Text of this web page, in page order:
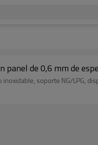
panel de 0,6 mm de
soporte NG/LPG,